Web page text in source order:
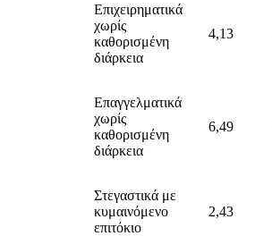
Επιχειρηματικά
χωρίς
καθορισμένη
διάρκεια
4,13
Επαγγελματικά
χωρίς
καθορισμένη
διάρκεια
6,49
Στεγαστικά με
κυμαινόμενο
επιτόκιο
2,43